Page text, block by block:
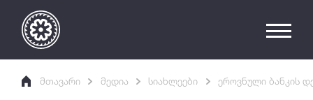
მთავარი მედია სიახლეები ეროვნული ბანკის